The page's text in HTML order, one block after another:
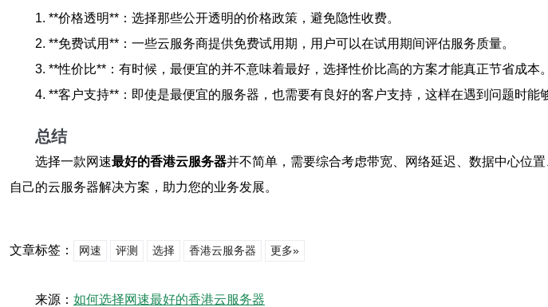
1. **价格透明**：选择那些公开透明的价格政策，避免隐性收费。
2. **免费试用**：一些云服务商提供免费试用期，用户可以在试用期间评估服务质量。
3. **性价比**：有时候，最便宜的并不意味着最好，选择性价比高的方案才能真正节省成本。
4. **客户支持**：即使是最便宜的服务器，也需要有良好的客户支持，这样在遇到问题时能
总结
选择一款网速最好的香港云服务器并不简单，需要综合考虑带宽、网络延迟、数据中心位
自己的云服务器解决方案，助力您的业务发展。
文章标签： 网速 评测 选择 香港云服务器 更多»
来源： 如何选择网速最好的香港云服务器